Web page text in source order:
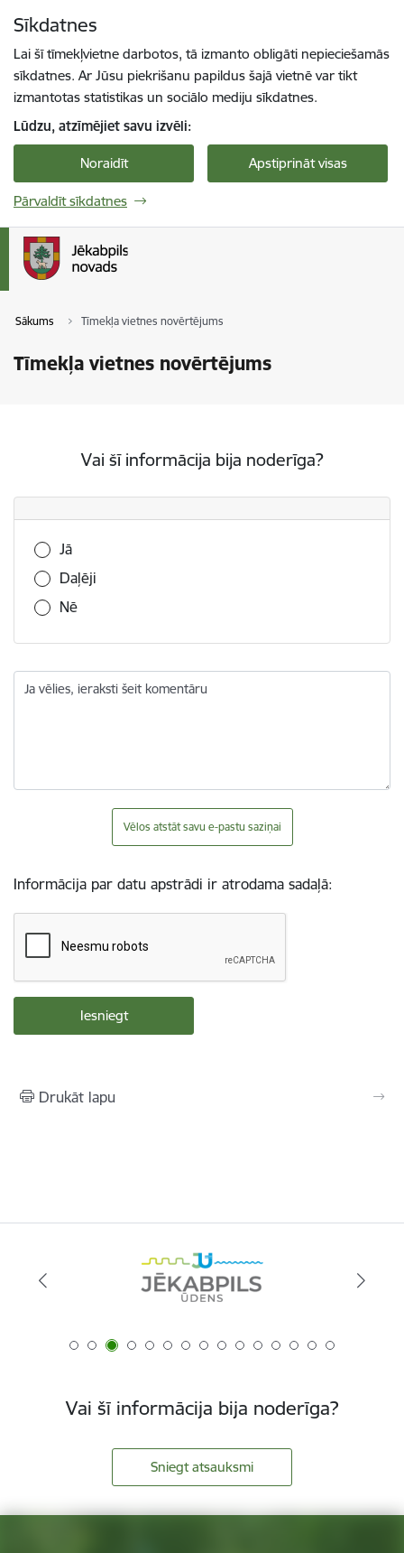
Sīkdatnes
Lai šī tīmekļvietne darbotos, tā izmanto obligāti nepieciešamās
sīkdatnes. Ar Jūsu piekrišanu papildus šajā vietnē var tikt
izmantotas statistikas un sociālo mediju sīkdatnes.
Lūdzu, atzīmējiet savu izvēli:
Noraidīt Apstiprināt visas
Pārvaldīt sīkdatnes
Sākums Tīmekļa vietnes novērtējums
Tīmekļa vietnes novērtējums
Vai šī informācija bija noderīga?
Vai šī informācija bija noderīga?
Jā
Daļēji
Nē
Ja vēlies, ieraksti šeit komentāru
Vēlos atstāt savu e-pastu saziņai
Informācija par datu apstrādi ir atrodama sadaļā:
Drukāt lapu
Vai šī informācija bija noderīga?
Sniegt atsauksmi